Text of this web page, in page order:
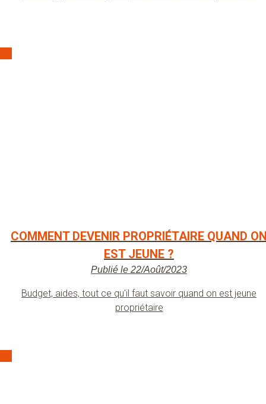
COMMENT DEVENIR PROPRIÉTAIRE QUAND
EST JEUNE ?
Publié le 22/Août/2023
Budget, aides, tout ce qu'il faut savoir quand on est jeune
propriétaire